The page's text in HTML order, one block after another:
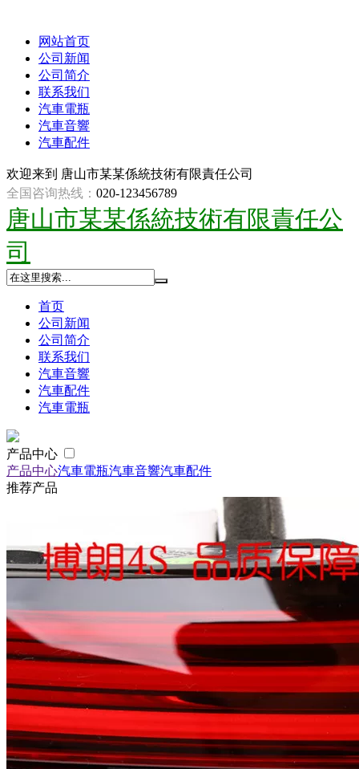
网站首页
公司新闻
公司简介
联系我们
汽車電瓶
汽車音響
汽車配件
欢迎来到 唐山市某某係統技術有限責任公司
全国咨询热线： 020-123456789
唐山市某某係統技術有限責任公
司
首页
公司新闻
公司简介
联系我们
汽車音響
汽車配件
汽車電瓶
产品中心
产品中心汽車電瓶汽車音響汽車配件
推荐产品